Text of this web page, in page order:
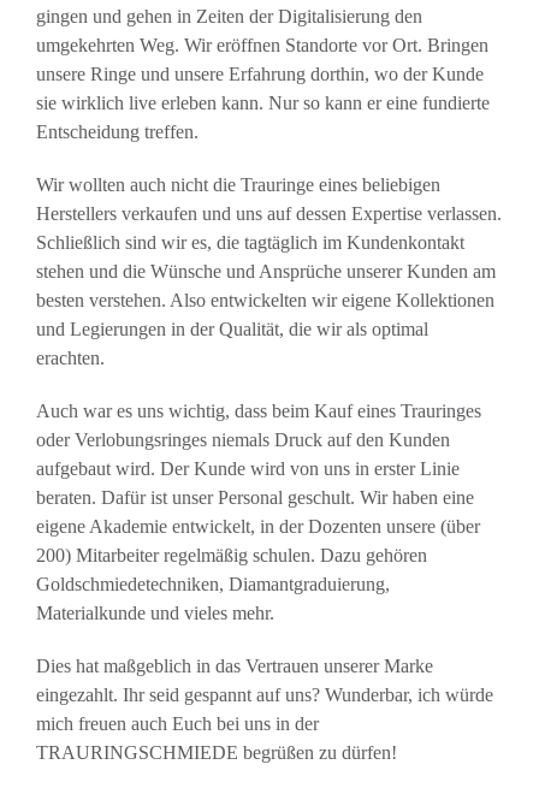
gingen und gehen in Zeiten der Digitalisierung den
umgekehrten Weg. Wir eröffnen Standorte vor Ort. Bringen
unsere Ringe und unsere Erfahrung dorthin, wo der Kunde
sie wirklich live erleben kann. Nur so kann er eine fundierte
Entscheidung treffen.
Wir wollten auch nicht die Trauringe eines beliebigen
Herstellers verkaufen und uns auf dessen Expertise verlassen.
Schließlich sind wir es, die tagtäglich im Kundenkontakt
stehen und die Wünsche und Ansprüche unserer Kunden am
besten verstehen. Also entwickelten wir eigene Kollektionen
und Legierungen in der Qualität, die wir als optimal
erachten.
Auch war es uns wichtig, dass beim Kauf eines Trauringes
oder Verlobungsringes niemals Druck auf den Kunden
aufgebaut wird. Der Kunde wird von uns in erster Linie
beraten. Dafür ist unser Personal geschult. Wir haben eine
eigene Akademie entwickelt, in der Dozenten unsere (über
200) Mitarbeiter regelmäßig schulen. Dazu gehören
Goldschmiedetechniken, Diamantgraduierung,
Materialkunde und vieles mehr.
Dies hat maßgeblich in das Vertrauen unserer Marke
eingezahlt. Ihr seid gespannt auf uns? Wunderbar, ich würde
mich freuen auch Euch bei uns in der
TRAURINGSCHMIEDE begrüßen zu dürfen!